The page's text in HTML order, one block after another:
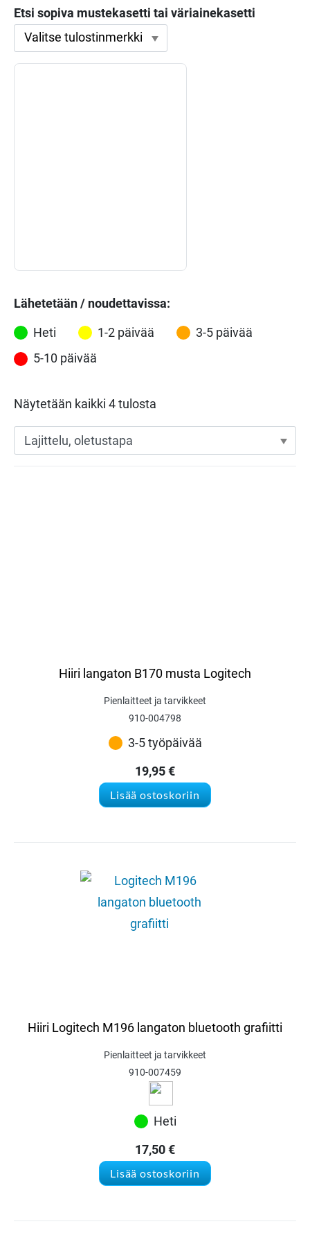
Etsi sopiva mustekasetti tai väriainekasetti
Lähetetään / noudettavissa:
Heti 1-2 päivää
3-5 päivää
5-10 päivää
Näytetään kaikki 4 tulosta
Hiiri langaton B170 musta Logitech
Pienlaitteet ja tarvikkeet
910-004798
3-5 työpäivää
19,95€
Lisää ostoskoriin
Hiiri Logitech M196 langaton bluetooth grafiitti
Pienlaitteet ja tarvikkeet
910-007459
Heti
17,50€
Lisää ostoskoriin